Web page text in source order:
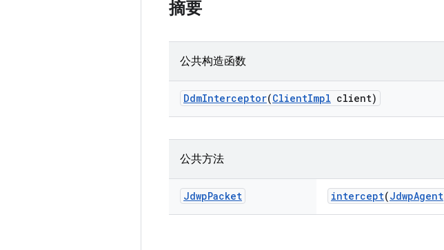
摘要
公共构造函数
DdmInterceptor(ClientImpl client)
公共方法
JdwpPacket intercept(JdwpAgent